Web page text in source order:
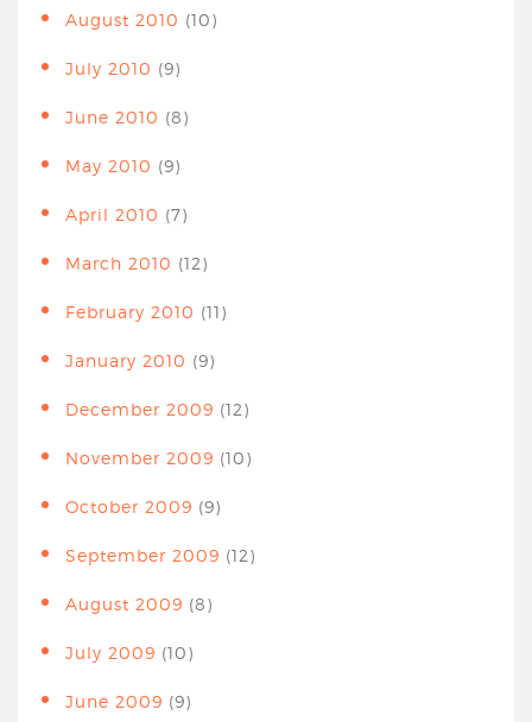
August 2010 (10)
July 2010 (9)
June 2010 (8)
May 2010 (9)
April 2010 (7)
March 2010 (12)
February 2010 (11)
January 2010 (9)
December 2009 (12)
November 2009 (10)
October 2009 (9)
September 2009 (12)
August 2009 (8)
July 2009 (10)
June 2009 (9)